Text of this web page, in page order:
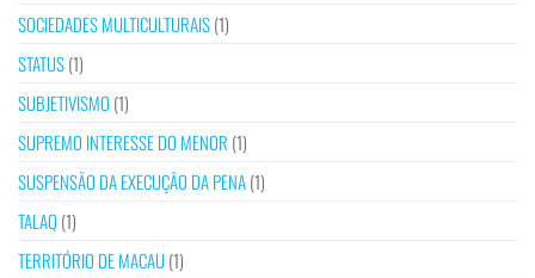
SOCIEDADES MULTICULTURAIS(1)
STATUS(1)
SUBJETIVISMO (1)
SUPREMO INTERESSE DO MENOR (1)
SUSPENSÃO DA EXECUÇÃO DA PENA(1)
TALAQ(1)
TERRITÓRIO DE MACAU(1)